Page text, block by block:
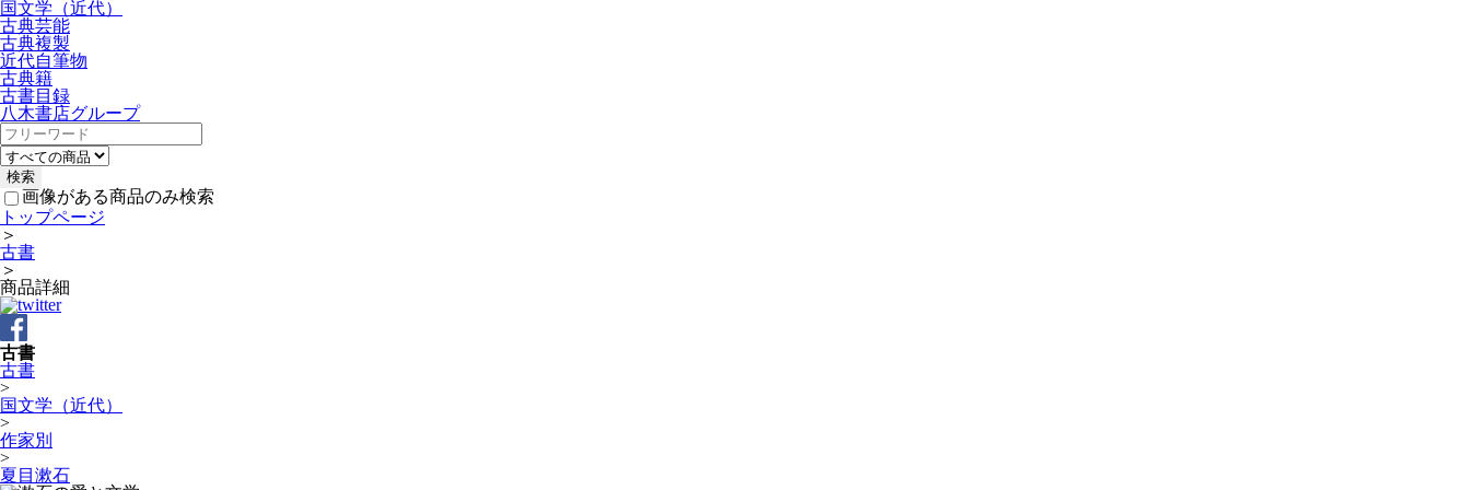
国文学（近代）
古典芸能
古典複製
近代自筆物
古典籍
古書目録
八木書店グループ
画像がある商品のみ検索
トップページ
＞
古書
＞
商品詳細
古書
古書
>
国文学（近代）
>
作家別
>
夏目漱石